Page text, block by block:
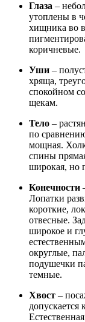
Глаза –
утоплены в
хищника во
коричневые.
Уши –
хряща,
спокойном
щекам.
Тело –
по
мощная.
спины
широкая, но
Конечности
Лопатки
короткие,
отвесные.
широкое и
округлые,
подушечки
темные.
Хвост –